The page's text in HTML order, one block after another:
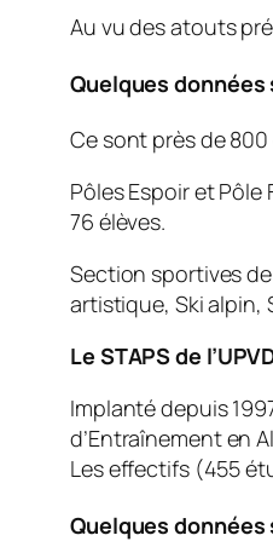
Au vu des atouts
Quelques données
Ce sont près de
Pôles Espoir et
76 élèves.
Section sportives
artistique, Ski alpin,
Le STAPS de
Implanté depuis
d’Entraînement en
Les effectifs (455
Quelques